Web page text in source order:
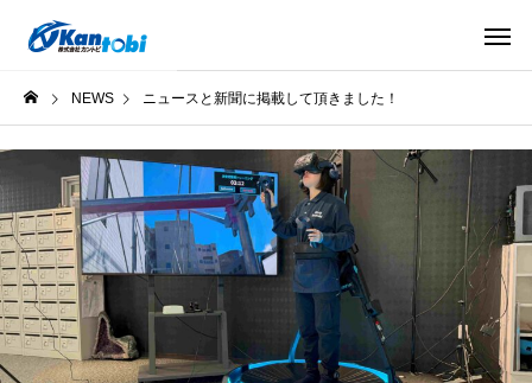
NEWS ニュースと新聞に掲載して頂きました！